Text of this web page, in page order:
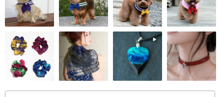
5/ The pattern on the tape needs to be cut by yourself
When you take a photo of the product, you default to the
above. For your rights, please read carefully before
purchasing.
If you have any questions during use, please feel free to
consult the designer.